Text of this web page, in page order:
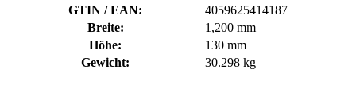
GTIN / EAN:
4059625414187
Breite:
1,200 mm
Höhe:
130 mm
Gewicht:
30.298 kg